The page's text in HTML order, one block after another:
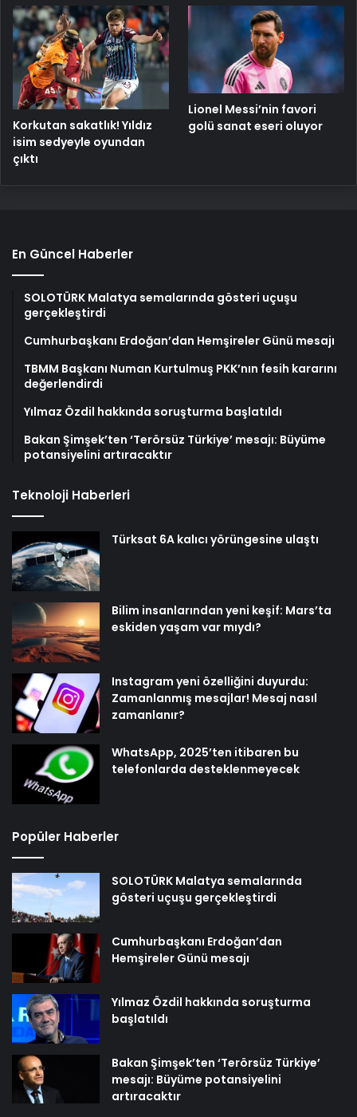
Korkutan sakatlık! Yıldız
isim sedyeyle oyundan
çıktı
Lionel Messi’nin favori
golü sanat eseri oluyor
En Güncel Haberler
SOLOTÜRK Malatya semalarında gösteri uçuşu
gerçekleştirdi
Cumhurbaşkanı Erdoğan’dan Hemşireler Günü mesajı
TBMM Başkanı Numan Kurtulmuş PKK’nın fesih kararını
değerlendirdi
Yılmaz Özdil hakkında soruşturma başlatıldı
Bakan Şimşek’ten ‘Terörsüz Türkiye’ mesajı: Büyüme
potansiyelini artıracaktır
Teknoloji Haberleri
Türksat 6A kalıcı yörüngesine ulaştı
Bilim insanlarından yeni keşif: Mars’ta
eskiden yaşam var mıydı?
Instagram yeni özelliğini duyurdu:
Zamanlanmış mesajlar! Mesaj nasıl
zamanlanır?
WhatsApp, 2025’ten itibaren bu
telefonlarda desteklenmeyecek
Popüler Haberler
SOLOTÜRK Malatya semalarında
gösteri uçuşu gerçekleştirdi
Cumhurbaşkanı Erdoğan’dan
Hemşireler Günü mesajı
Yılmaz Özdil hakkında soruşturma
başlatıldı
Bakan Şimşek’ten ‘Terörsüz Türkiye’
mesajı: Büyüme potansiyelini
artıracaktır